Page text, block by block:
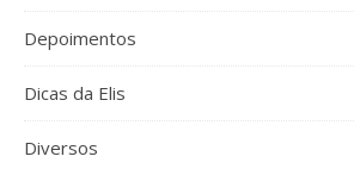
Depoimentos
Dicas da Elis
Diversos